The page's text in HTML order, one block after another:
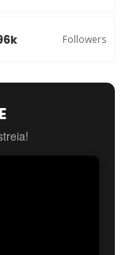
Followers